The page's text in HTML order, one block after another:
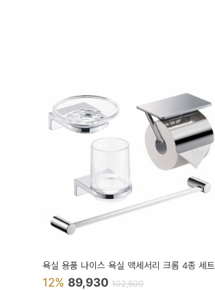
욕실 용품 나이스 욕실 액세서리 크롬 4종 세트
12%89,930102,500